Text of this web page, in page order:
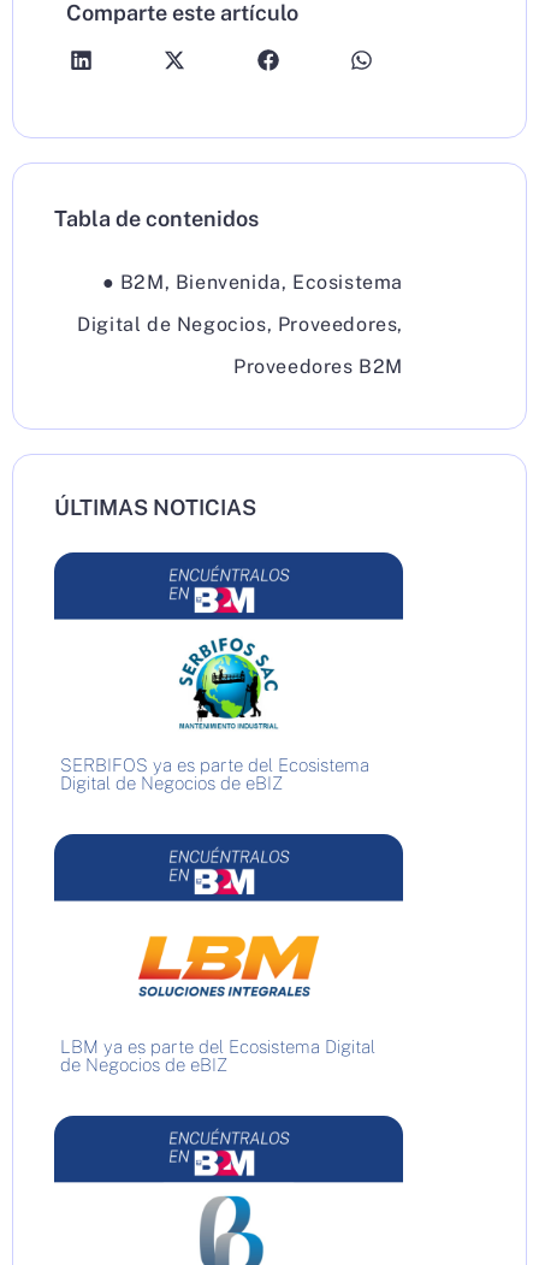
Comparte este artículo
Tabla de contenidos
● B2M, Bienvenida, Ecosistema
Digital de Negocios, Proveedores,
Proveedores B2M
ÚLTIMAS NOTICIAS
SERBIFOS ya es parte del Ecosistema
Digital de Negocios de eBIZ
LBM ya es parte del Ecosistema Digital
de Negocios de eBIZ